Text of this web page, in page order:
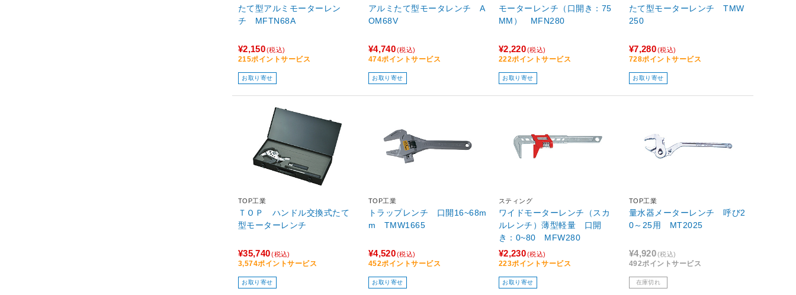
たて型アルミモーターレン
チ MFTN68A
¥2,150(税込)
215ポイントサービス
お取り寄せ
アルミたて型モータレンチ A
OM68V
¥4,740(税込)
474ポイントサービス
お取り寄せ
モーターレンチ（口開き：75
MM） MFN280
¥2,220(税込)
222ポイントサービス
お取り寄せ
たて型モーターレンチ TMW
250
¥7,280(税込)
728ポイントサービス
お取り寄せ
TOP工業
ＴＯＰ ハンドル交換式たて
型モーターレンチ
¥35,740(税込)
3,574ポイントサービス
お取り寄せ
TOP工業
トラップレンチ 口開16~68m
m TMW1665
¥4,520(税込)
452ポイントサービス
お取り寄せ
スティング
ワイドモーターレンチ（スカ
ルレンチ）薄型軽量 口開
き：0~80 MFW280
¥2,230(税込)
223ポイントサービス
お取り寄せ
TOP工業
量水器メーターレンチ 呼び2
0～25用 MT2025
¥4,920(税込)
492ポイントサービス
在庫切れ